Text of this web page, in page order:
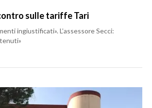
sulle tariffe Tari
ingiustificati». L’assessore Secci: